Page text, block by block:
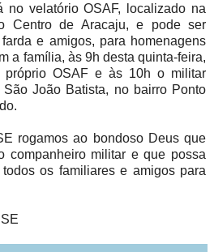
no velatório OSAF, localizado na
Centro de Aracaju, e pode ser
e amigos, para homenagens
a família, às 9h desta quinta-feira,
próprio OSAF e às 10h o militar
João Batista, no bairro Ponto
rogamos ao bondoso Deus que
companheiro militar e que possa
os familiares e amigos para